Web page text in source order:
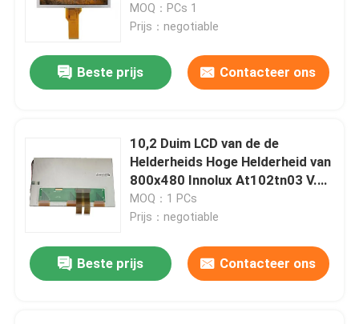
800*600 TFT LCD
MOQ：PCs 1
Prijs：negotiable
Beste prijs Contacteer ons
10,2 Duim LCD van de de
Helderheids Hoge Helderheid van
800x480 Innolux At102tn03 V.8
Vertoning voor Medische
apparatuur
MOQ：1 PCs
Prijs：negotiable
Beste prijs Contacteer ons